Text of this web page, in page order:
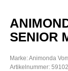
SENIOR
Marke: Animonda
Artikelnummer: 59102